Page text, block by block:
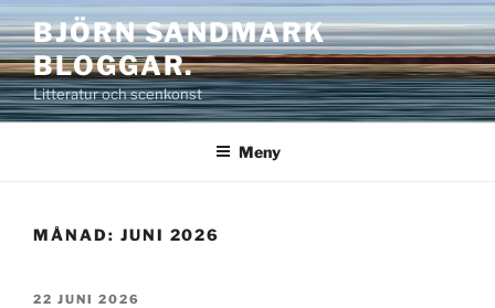
Hoppa
till
innehåll
BJÖRN SANDMARK
BLOGGAR.
Litteratur och scenkonst
Meny
MÅNAD: JUNI 2026
PUBLICERAT
22 JUNI 2026